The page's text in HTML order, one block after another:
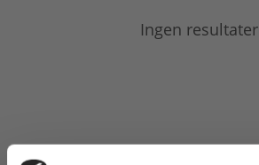
Ingen resultater